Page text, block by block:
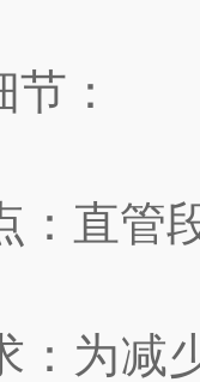
：
直管段
减少